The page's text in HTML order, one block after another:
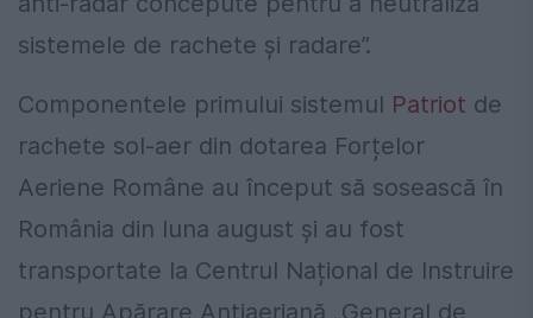
sistemele de rachete și radare”.
Componentele primului sistemul Patriot de
rachete sol-aer din dotarea Forțelor
Aeriene Române au început să sosească în
România din luna august și au fost
transportate la Centrul Național de Instruire
pentru Apărare Antiaeriană „General de